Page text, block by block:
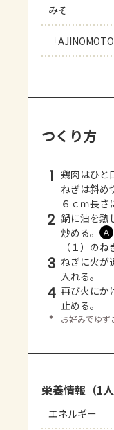
みそ
「
つくり方
1 鶏肉はひと
ねぎは斜め
６ｃｍ長さ
2 鍋に油を熱
炒める。
Ａ
（１）の
3 ねぎに火が
入れる。
4 再び火にか
止める。
＊ お好みでゆず
栄養情報（1人
エネルギー